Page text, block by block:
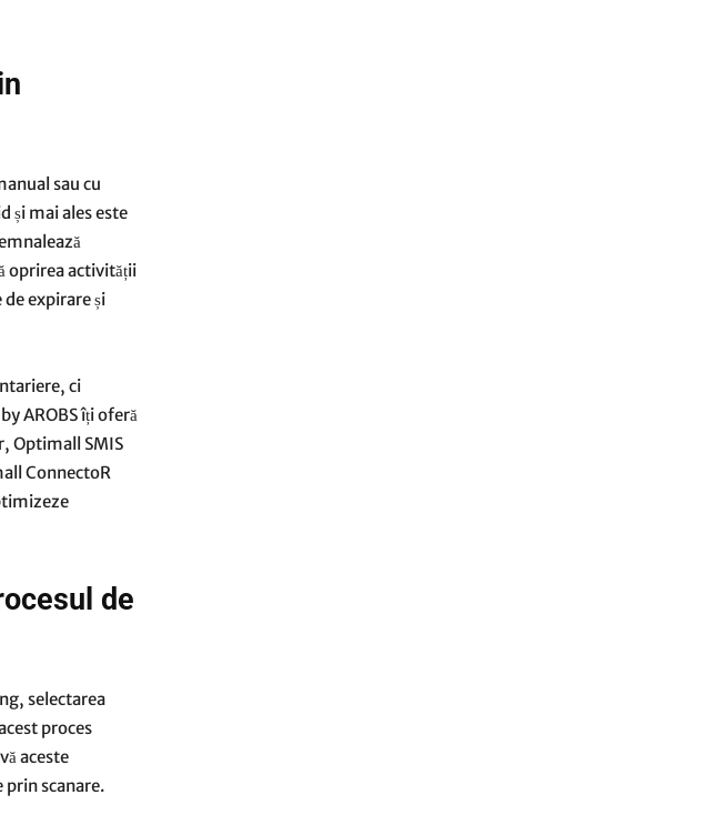
sau cu
și mai ales este
oprirea activității
expirare și
ci
AROBS îți oferă
Optimall SMIS
ConnectoR
de
selectarea
proces
aceste
scanare.